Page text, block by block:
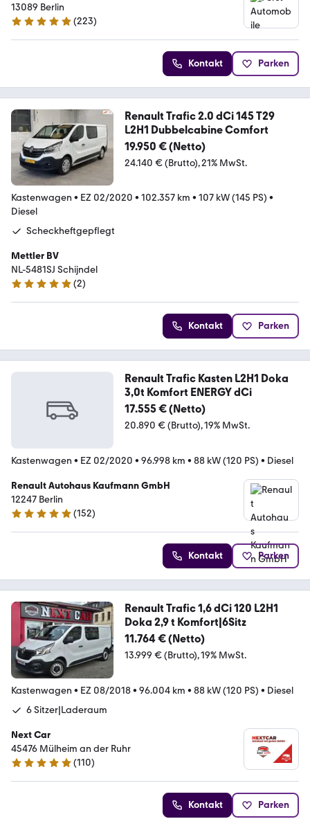
13089 Berlin
4.9 Sterne
(223)
Kontakt Parken
Renault Trafic 2.0 dCi 145 T29
L2H1 Dubbelcabine Comfort
19.950 € (Netto)
24.140 € (Brutto) 21% MwSt.
Kastenwagen • EZ 02/2020 • 102.357 km • 107 kW (145 PS) •
Diesel
Scheckheftgepflegt
Mettler BV
NL-5481SJ Schijndel
5 Sterne
(2)
Kontakt Parken
Renault Trafic Kasten L2H1 Doka
3,0t Komfort ENERGY dCi
17.555 € (Netto)
20.890 € (Brutto) 19% MwSt.
Kastenwagen • EZ 02/2020 • 96.998 km • 88 kW (120 PS) • Diesel
Renault Autohaus Kaufmann GmbH
12247 Berlin
4.8 Sterne
(152)
Kontakt Parken
Renault Trafic 1,6 dCi 120 L2H1
Doka 2,9 t Komfort|6Sitz
11.764 € (Netto)
13.999 € (Brutto) 19% MwSt.
Kastenwagen • EZ 08/2018• 96.004 km • 88 kW (120 PS) • Diesel
6 Sitzer|Laderaum
Next Car
45476 Mülheim an der Ruhr
4.9 Sterne
(110)
Kontakt Parken